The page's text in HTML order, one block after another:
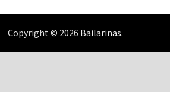
Copyright © 2026 Bailarinas.